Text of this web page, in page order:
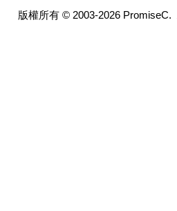
版權所有 © 2003-2026